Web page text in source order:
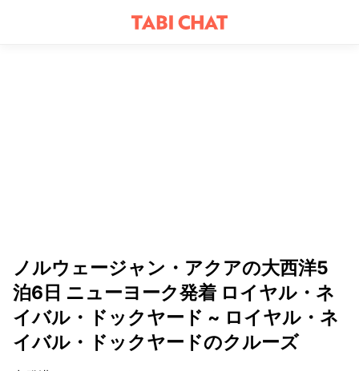
ノルウェージャン・アクアの大西洋5
泊6日 ニューヨーク発着 ロイヤル・ネ
イバル・ドックヤード ~ ロイヤル・ネ
イバル・ドックヤードのクルーズ